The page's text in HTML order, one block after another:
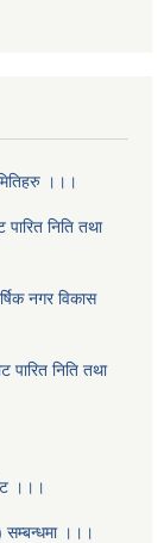
।।।
निति तथा
नगर विकास
निति तथा
।।।
सम्बन्धमा ।।।